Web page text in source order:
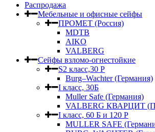
Распродажа
Мебельные и офисные сейфы
ПРОМЕТ (Россия)
MDTB
AIKO
VALBERG
Сейфы взломо-огнестойкие
S2 класс,30 Р
Burg–Wachter (Германия)
I класс, 30Б
Muller Safe (Германия)
VALBERG КВАРЦИТ
I класс, 60 Б и 120 Р
MULLER SAFE